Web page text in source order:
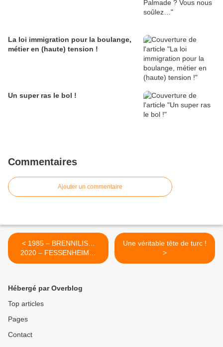
La loi immigration pour la boulange,
métier en (haute) tension !
Un super ras le bol !
Commentaires
Ajouter un commentaire
< 1985 – BRENNILIS…
2020 – FESSENHEIM…
Même constat alarmant !
Une véritable tête de turc !
>
Hébergé par Overblog
Top articles
Pages
Contact